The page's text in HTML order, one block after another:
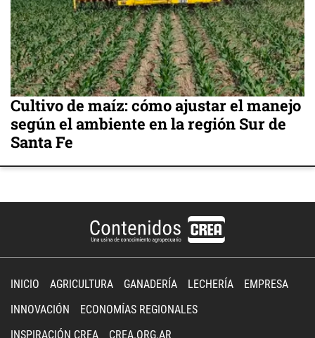
Cultivo de maíz: cómo ajustar el manejo
según el ambiente en la región Sur de
Santa Fe
INICIO AGRICULTURA GANADERÍA LECHERÍA
EMPRESA
INNOVACIÓN
ECONOMÍAS REGIONALES
INSPIRACIÓN CREA
CREA.ORG.AR